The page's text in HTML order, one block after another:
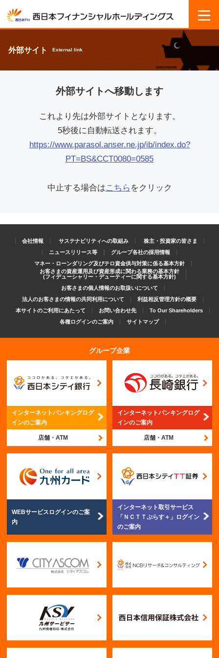
外部サイト External link
外部サイトへ移動します
これより先は外部サイトとなります。
5秒後に自動転送されます。
https://www.parasol.anser.ne.jp/ib/index.do?
PT=BS&CCT0080=0585
中止する場合はこちら をクリック
会社情報 サステナビリティへの取組み
株主・投資家の皆さま
ニュースリリース等
グループ各社の採用情報
マネー・ローンダリング及びテロ資金供与対策に係る基本方針
お客さまの資産運用及び資産形成に関わる業務の基本方針
(フィデューシャリー・デューティーに関する基本方針)
お客さまの個人情報のお取扱いについて
法人のお客さまの情報の共同利用について
利益相反管理方針の概要
本サイトのご利用にあたって
お問い合わせ先
To Our Shareholders
各種ログインのご案内
サイトマップ
グループ企業
インターネットバンキングログ
インのご案内
店舗・ATM
インターネットバンキングログ
インのご案内
店舗・ATM
WEBサービスログインのご案
内
インターネット取引サービス
「ＮＣＴＴぷらす＋」 ログイン
のご案内